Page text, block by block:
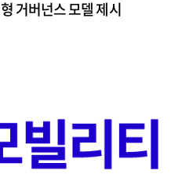
거버넌스 모델 제시